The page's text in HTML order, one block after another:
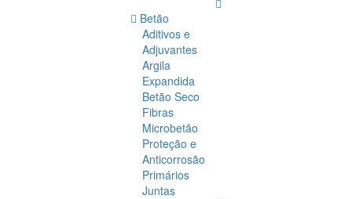
Betão
Aditivos e
Adjuvantes
Argila
Expandida
Betão Seco
Fibras
Microbetão
Proteção e
Anticorrosão
Primários
Juntas